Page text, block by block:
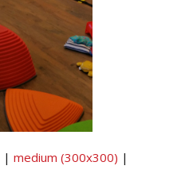
|medium (300x300) |